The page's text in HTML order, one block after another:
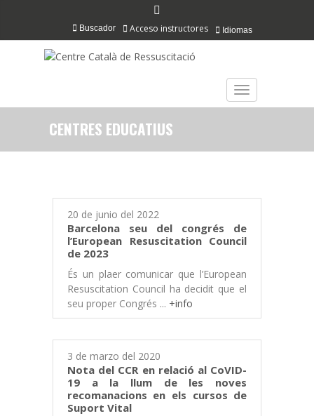
Idiomas
Acceso instructores
Buscador
TOGGLE
CENTRES EDUCATIUS
20 de junio del 2022
Barcelona seu del congrés de
l’European Resuscitation Council
de 2023
És un plaer comunicar que l’European
Resuscitation Council ha decidit que el
seu proper Congrés ... +info
3 de marzo del 2020
Nota del CCR en relació al CoVID-
19 a la llum de les noves
recomanacions en els cursos de
Suport Vital